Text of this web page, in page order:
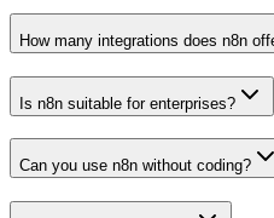
How many integrations does n8n
Is n8n suitable for enterprises?
Can you use n8n without coding?